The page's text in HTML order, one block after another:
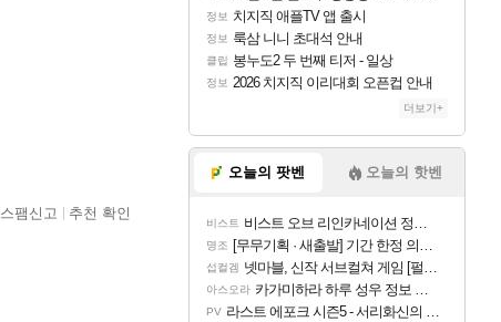
스팸신고 추천 확인
정보 치지직 애플TV 앱 출시
정보 룩삼 니니 초대석 안내
클립 봉누도2 두 번째 티저 - 일상
정보 2026 치지직 이리대회 오픈컵 안내
더보기+
오늘의 팟벤 오늘의 핫벤
비스트 비스트 오브 리인카네이션 정보/공략글 모음
명조 [무무기획 · 새출발] 기간 한정 의뢰 이벤트
섭컬겜 넷마블, 신작 서브컬쳐 게임 [펄 인 블루] 티저 사이트 오픈
아스오라 카가미하라 하루 성우 정보 및 주요 필모
PV 라스트 에포크 시즌5 - 서리화신의 분노 티저